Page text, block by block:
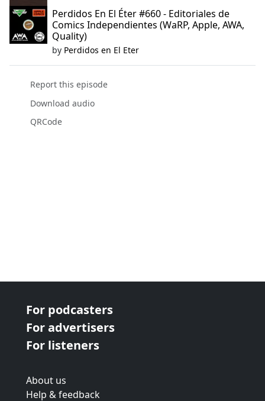
Perdidos En El Éter #660 - Editoriales de
Comics Independientes (WaRP, Apple, AWA,
Quality)
by Perdidos en El Eter
Report this episode
Download audio
QRCode
For podcasters
For advertisers
For listeners
About us
Help & feedback